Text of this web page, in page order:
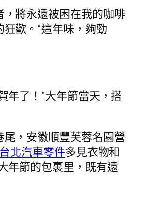
將永遠被困在我的咖啡
歡。“這年味，夠勁
年了！”大年節當天，搭
，安徽順豐芙蓉名園營
台北汽車零件多見衣物和
年節的包裹里，既有遠